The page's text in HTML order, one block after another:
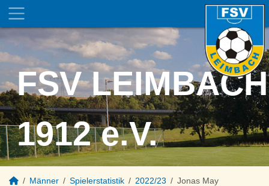
FSV LEIMBACH
1912 e.V.
Männer Spielerstatistik 2022/23 Jonas May